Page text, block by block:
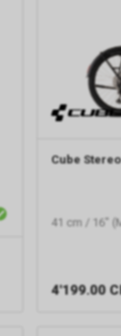
Cube Stereo
41 cm / 16"
4'199.00